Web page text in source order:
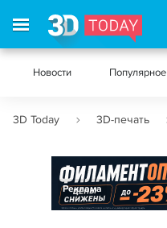
Новости Популярное
3D Today 3D-печать
Реклама